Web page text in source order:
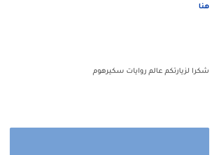
هنا
شكرا لزيارتكم عالم روايات سكيرهوم